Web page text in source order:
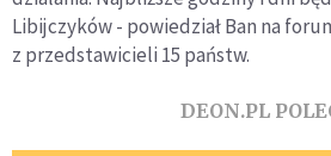
Libijczyków - powiedział Ban na
z przedstawicieli 15 państw.
DEON.PL